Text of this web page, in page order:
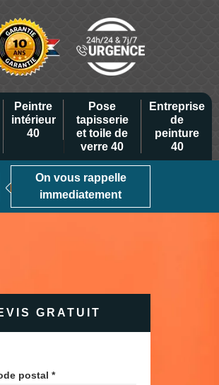
Peintre
intérieur
40
Pose
tapisserie
et toile de
verre 40
Entreprise
de
peinture
40
On vous rappelle
immediatement
GRATUIT
postal *